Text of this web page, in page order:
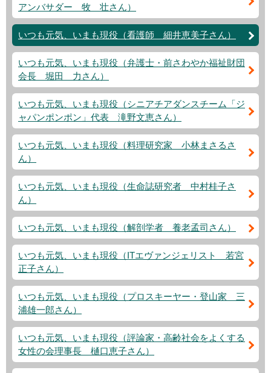
アンバサダー 牧 壮さん）
いつも元気、いまも現役（看護師 細井恵美子さん）
いつも元気、いまも現役（弁護士・前さわやか福祉財団
会長 堀田 力さん）
いつも元気、いまも現役（シニアチアダンスチーム「ジ
ャパンポンポン」代表 滝野文恵さん）
いつも元気、いまも現役（料理研究家 小林まさるさ
ん）
いつも元気、いまも現役（生命誌研究者 中村桂子さ
ん）
いつも元気、いまも現役（解剖学者 養老孟司さん）
いつも元気、いまも現役（ITエヴァンジェリスト 若宮
正子さん）
いつも元気、いまも現役（プロスキーヤー・登山家 三
浦雄一郎さん）
いつも元気、いまも現役（評論家・高齢社会をよくする
女性の会理事長 樋口恵子さん）